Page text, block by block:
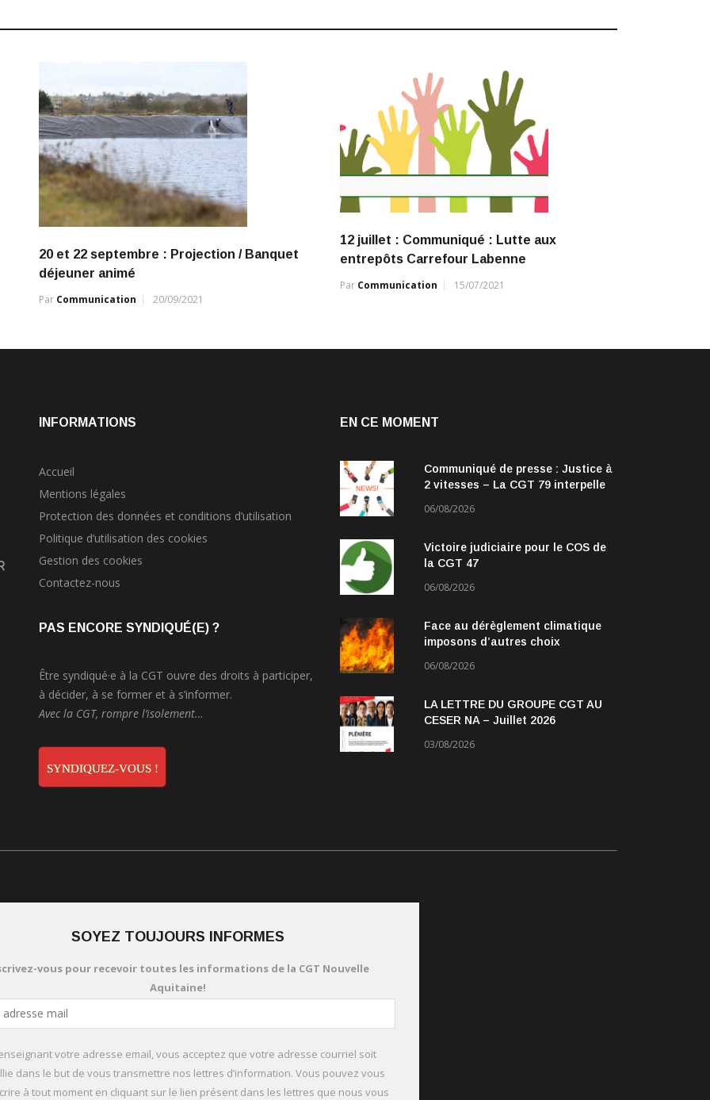
20 et 22 septembre : Projection / Banquet
déjeuner animé
Par Communication 20/09/2021
12 juillet : Communiqué : Lutte aux
entrepôts Carrefour Labenne
Par Communication 15/07/2021
INFORMATIONS
Accueil
Mentions légales
Protection des données et conditions d’utilisation
Politique d’utilisation des cookies
Gestion des cookies
Contactez-nous
PAS ENCORE SYNDIQUÉ(E) ?
Être syndiqué·e à la CGT ouvre des droits à participer,
à décider, à se former et à s’informer.
Avec la CGT, rompre l’isolement…
SYNDIQUEZ-VOUS !
EN CE MOMENT
Communiqué de presse : Justice à
2 vitesses – La CGT 79 interpelle
06/08/2026
Victoire judiciaire pour le COS de
la CGT 47
06/08/2026
Face au dérèglement climatique
imposons d’autres choix
06/08/2026
LA LETTRE DU GROUPE CGT AU
CESER NA – Juillet 2026
03/08/2026
SOYEZ TOUJOURS INFORMES
vous pour recevoir toutes les informations de la CGT Nouvelle
Aquitaine!
votre adresse email, vous acceptez que votre adresse courriel soit
dans le but de vous transmettre nos lettres d’information. Vous pouvez vous
à tout moment en cliquant sur le lien présent dans les lettres que nous vous